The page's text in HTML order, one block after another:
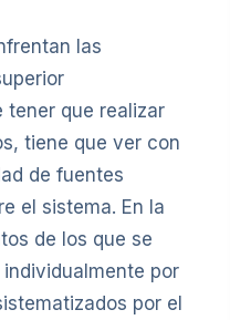
las
tener que realizar
tiene que ver con
de fuentes
el sistema. En la
de los que se
por
por el